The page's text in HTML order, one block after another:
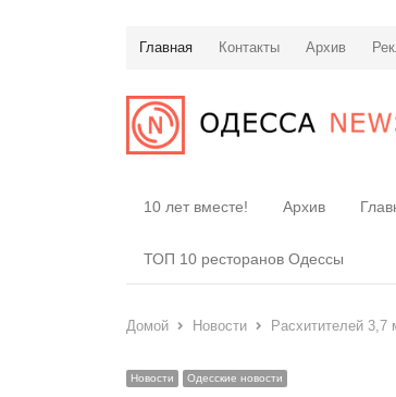
Главная Контакты Архив
10 лет вместе! Архив
ТОП 10 ресторанов Одессы
Домой Новости Расхитителей
Новости Одесские новости